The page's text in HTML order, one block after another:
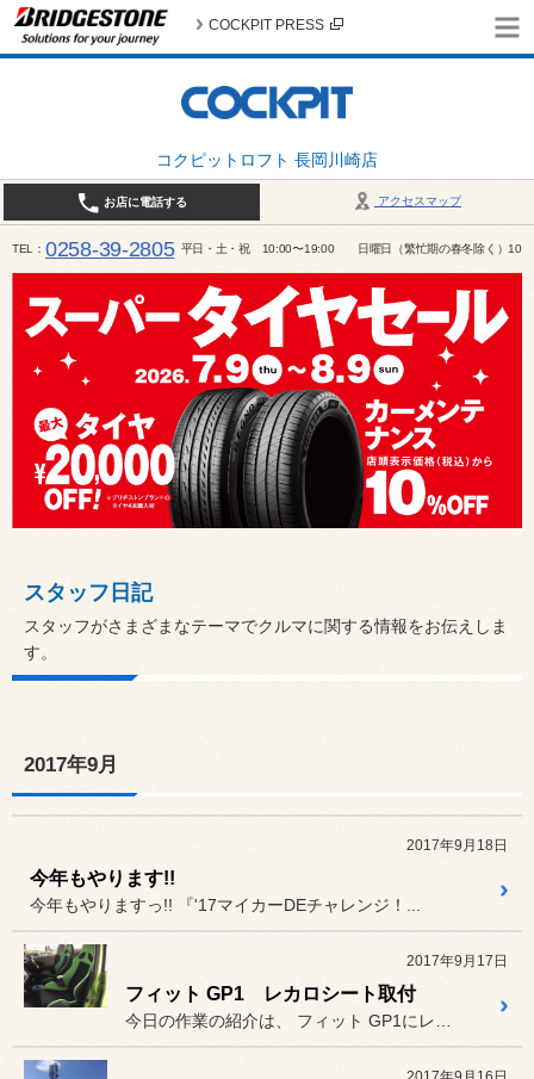
コクピットロフト 長岡川崎店
COCKPIT PRESS
アクセスマップ
お店に電話する
TEL 0258-39-2805 平日・土・祝 10:00〜19:00 日曜日（繁忙期の春冬除く）
スタッフ日記
スタッフがさまざまなテーマでクルマに関する情報をお伝えしま
す。
2017年9月
2017年9月18日
今年もやります!!
今年もやりますっ!! 『'17マイカーDEチャレンジ！...
2017年9月17日
フィット GP1 レカロシート取付